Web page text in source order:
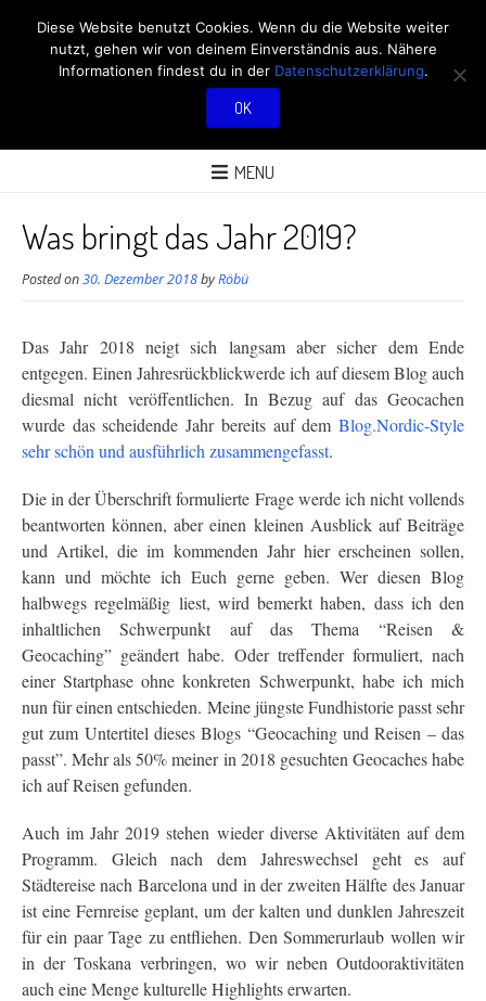
RÖBÜS OUTDOOR
BLOG
MENU
Was bringt das Jahr 2019?
Posted on30. Dezember 2018byRöbü
Das Jahr 2018 neigt sich langsam aber sicher dem Ende
entgegen. Einen Jahresrückblickwerde ich auf diesem Blog auch
diesmal nicht veröffentlichen. In Bezug auf das Geocachen
wurde das scheidende Jahr bereits auf dem Blog.Nordic-Style
sehr schön und ausführlich zusammengefasst.
Die in der Überschrift formulierte Frage werde ich nicht vollends
beantworten können, aber einen kleinen Ausblick auf Beiträge
und Artikel, die im kommenden Jahr hier erscheinen sollen,
kann und möchte ich Euch gerne geben. Wer diesen Blog
halbwegs regelmäßig liest, wird bemerkt haben, dass ich den
inhaltlichen Schwerpunkt auf das Thema “Reisen &
Geocaching” geändert habe. Oder treffender formuliert, nach
einer Startphase ohne konkreten Schwerpunkt, habe ich mich
nun für einen entschieden. Meine jüngste Fundhistorie passt sehr
gut zum Untertitel dieses Blogs “Geocaching und Reisen – das
passt”. Mehr als 50% meiner in 2018 gesuchten Geocaches habe
ich auf Reisen gefunden.
Auch im Jahr 2019 stehen wieder diverse Aktivitäten auf dem
Programm. Gleich nach dem Jahreswechsel geht es auf
Städtereise nach Barcelona und in der zweiten Hälfte des Januar
ist eine Fernreise geplant, um der kalten und dunklen Jahreszeit
für ein paar Tage zu entfliehen. Den Sommerurlaub wollen wir
in der Toskana verbringen, wo wir neben Outdooraktivitäten
auch eine Menge kulturelle Highlights erwarten.
Diese Website benutzt Cookies. Wenn du die Website weiter
nutzt, gehen wir von deinem Einverständnis aus. Nähere
Informationen findest du in der Datenschutzerklärung.
OK